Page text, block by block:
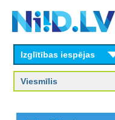
content
Izglītības iespējas